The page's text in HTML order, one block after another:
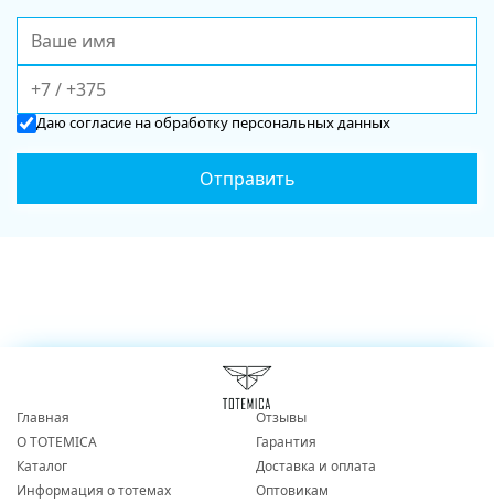
Даюсогласие на обработку персональных данных
Главная
О TOTEMICA
Каталог
Информация о тотемах
Отзывы
Гарантия
Доставка и оплата
Оптовикам